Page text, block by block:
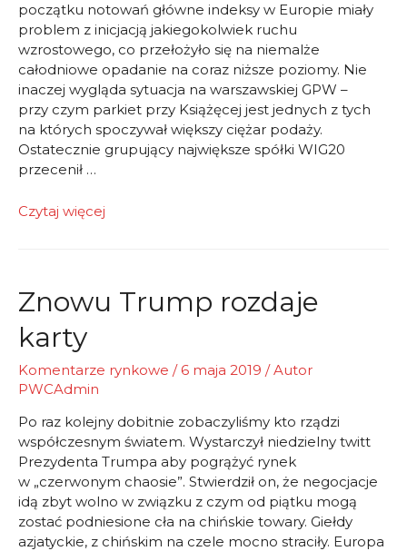
początku notowań główne indeksy w Europie miały
problem z inicjacją jakiegokolwiek ruchu
wzrostowego, co przełożyło się na niemalże
całodniowe opadanie na coraz niższe poziomy. Nie
inaczej wygląda sytuacja na warszawskiej GPW –
przy czym parkiet przy Książęcej jest jednych z tych
na których spoczywał większy ciężar podaży.
Ostatecznie grupujący największe spółki WIG20
przecenił …
Zła
Czytaj więcej
Znowu Trump rozdaje
karty
Komentarze rynkowe / 6 maja 2019 / Autor
PWCAdmin
Po raz kolejny dobitnie zobaczyliśmy kto rządzi
współczesnym światem. Wystarczył niedzielny twitt
Prezydenta Trumpa aby pogrążyć rynek
w „czerwonym chaosie”. Stwierdził on, że negocjacje
idą zbyt wolno w związku z czym od piątku mogą
zostać podniesione cła na chińskie towary. Giełdy
azjatyckie, z chińskim na czele mocno straciły. Europa